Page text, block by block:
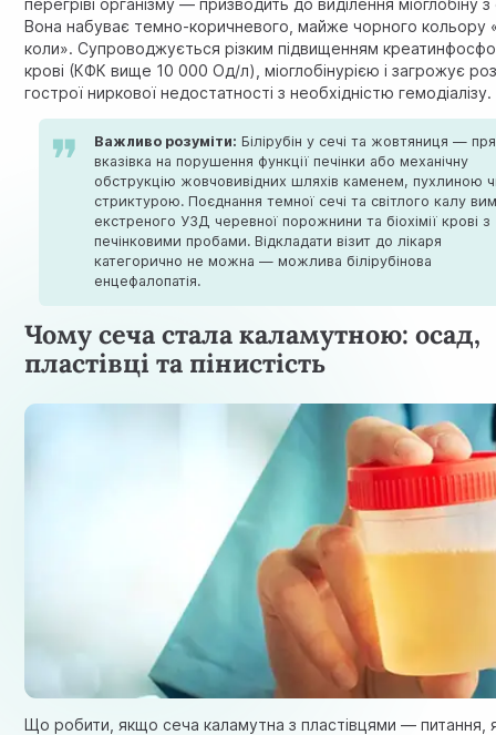
перегріві організму — призводить до виділення міоглобіну
Вона набуває темно-коричневого, майже чорного кольору
коли». Супроводжується різким підвищенням
крові (КФК вище 10 000 Од/л), міоглобінурією і загрожує
гострої ниркової недостатності з необхідністю гемодіалізу.
Важливо розуміти: Білірубін у сечі та жовтяниця —
вказівка на порушення функції печінки або механічну
обструкцію жовчовивідних шляхів каменем, пухлиною
стриктурою. Поєднання темної сечі та світлого калу
екстреного УЗД черевної порожнини та біохімії крові з
печінковими пробами. Відкладати візит до лікаря
категорично не можна — можлива білірубінова
енцефалопатія.
Чому сеча стала каламутною: осад,
пластівці та пінистість
Що робити, якщо сеча каламутна з пластівцями — питання,